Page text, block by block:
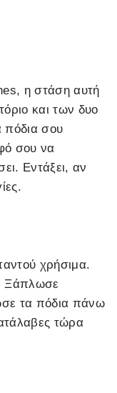
η στάση αυτή
και των δυο
πόδια σου
σου να
Εντάξει, αν
χρήσιμα.
Ξάπλωσε
τα πόδια πάνω
τώρα